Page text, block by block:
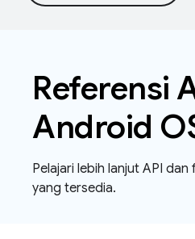
Referensi
Android
Pelajari lebih lanjut API
yang tersedia.